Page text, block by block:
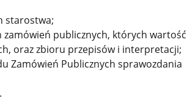
starostwa;
publicznych, których wartość
oraz zbioru przepisów i interpretacji;
Zamówień Publicznych sprawozdania